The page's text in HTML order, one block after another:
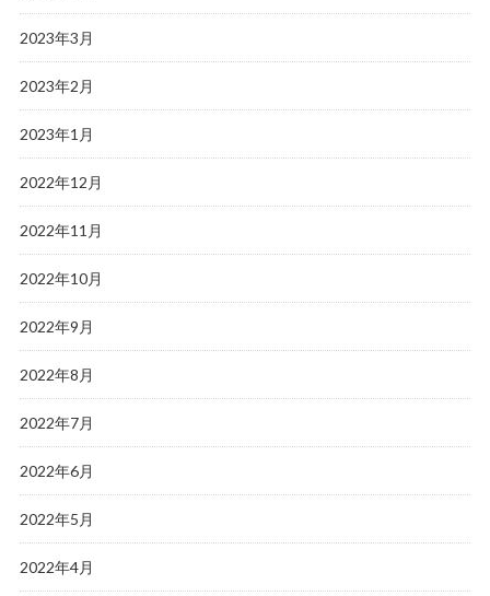
2023年3月
2023年2月
2023年1月
2022年12月
2022年11月
2022年10月
2022年9月
2022年8月
2022年7月
2022年6月
2022年5月
2022年4月